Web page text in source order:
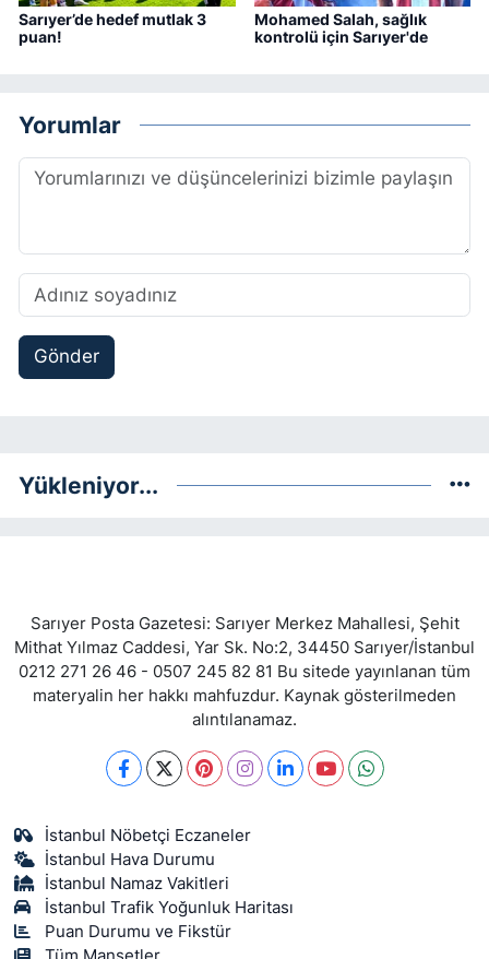
Sarıyer’de hedef mutlak 3
puan!
Mohamed Salah, sağlık
kontrolü için Sarıyer'de
Yorumlar
Gönder
Yükleniyor...
Sarıyer Posta Gazetesi: Sarıyer Merkez Mahallesi, Şehit
Mithat Yılmaz Caddesi, Yar Sk. No:2, 34450 Sarıyer/İstanbul
0212 271 26 46 - 0507 245 82 81 Bu sitede yayınlanan tüm
materyalin her hakkı mahfuzdur. Kaynak gösterilmeden
alıntılanamaz.
İstanbul Nöbetçi Eczaneler
İstanbul Hava Durumu
İstanbul Namaz Vakitleri
İstanbul Trafik Yoğunluk Haritası
Puan Durumu ve Fikstür